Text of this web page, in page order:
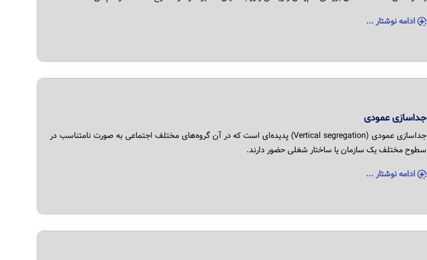
ادامه نوشتار ...
جداسازی عمودی
جداسازی عمودی (Vertical segregation) پدیده‌ای است که در آن گروه‌های مختلف اجتماعی به صورت نامتناسب در
سطوح مختلف یک سازمان یا ساختار شغلی حضور دارند.
ادامه نوشتار ...